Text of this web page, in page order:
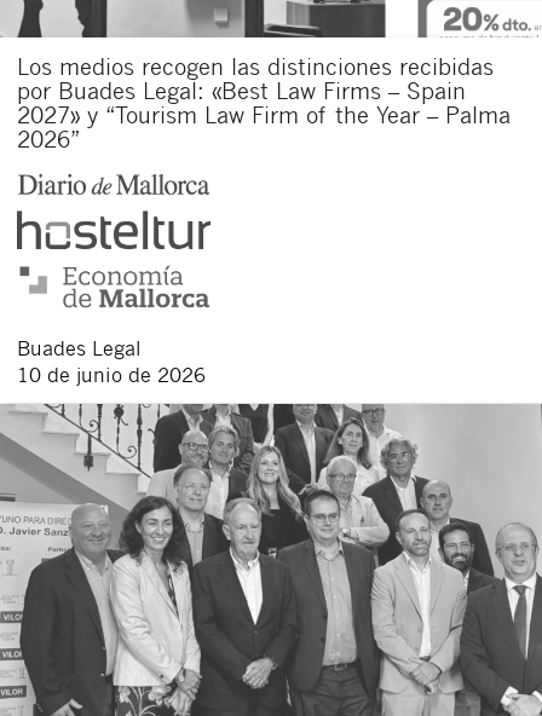
Los medios recogen las distinciones recibidas
por Buades Legal: «Best Law Firms – Spain
2027» y “Tourism Law Firm of the Year – Palma
2026”
Buades Legal
10 de junio de 2026